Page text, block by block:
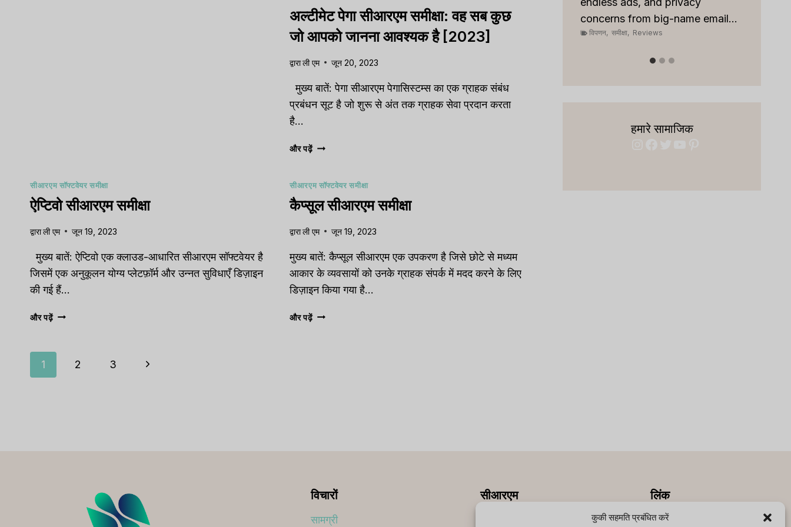
कुकी सहमति प्रबंधित करें
अल्टीमेट पेगा सीआरएम समीक्षा: वह सब कुछ
जो आपको जानना आवश्यक है [2023]
द्वाराली एम जून 20, 2023
मुख्य बातें: पेगा सीआरएम पेगासिस्टम्स का एक ग्राहक संबंध
प्रबंधन सूट है जो शुरू से अंत तक ग्राहक सेवा प्रदान करता
है...
और पढ़ेंअल्टीमेट
समीक्षा:
वह
सब
कुछ
आपको
जानना
है
सीआरएम सॉफ्टवेयर समीक्षा
ऐप्टिवो सीआरएम समीक्षा
द्वाराली एम जून 19, 2023
मुख्य बातें: ऐप्टिवो एक क्लाउड-आधारित सीआरएम सॉफ्टवेयर है
जिसमें एक अनुकूलन योग्य प्लेटफ़ॉर्म और उन्नत सुविधाएँ डिज़ाइन
की गई हैं…
और पढ़ेंऐप्टिवो
सीआरएम सॉफ्टवेयर समीक्षा
कैप्सूल सीआरएम समीक्षा
द्वाराली एम जून 19, 2023
मुख्य बातें: कैप्सूल सीआरएम एक उपकरण है जिसे छोटे से मध्यम
आकार के व्यवसायों को उनके ग्राहक संपर्क में मदद करने के लिए
डिज़ाइन किया गया है…
और पढ़ेंकैप्सूल
पेज
1 2 3
अगला
Reviews
aligned? Traditional...
विपणन, समीक्षा, Reviews
concerns from big-name email...
विपणन, समीक्षा, Reviews
हमारे सामाजिक
विचारों
सामग्री
सीआरएम लिंक
नियम और शर्तें